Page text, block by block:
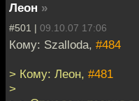
Леон »
#501 | 09.10.07 17:06
Кому: Szalloda, #484
> Кому: Леон, #481
>